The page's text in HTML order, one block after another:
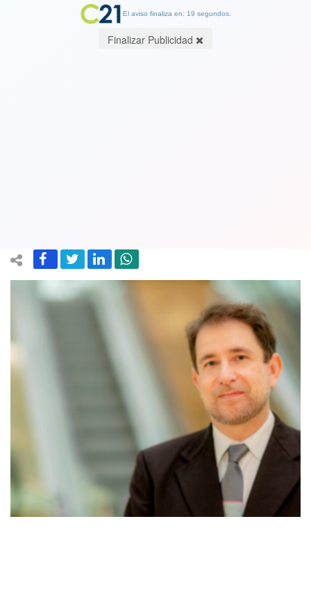
El aviso finaliza en: 19 segundos.
Finalizar Publicidad